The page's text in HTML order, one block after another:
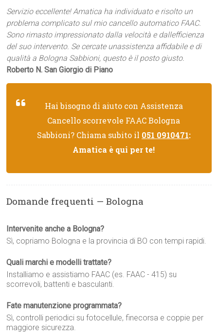
Servizio eccellente! Amatica ha individuato e risolto un
problema complicato sul mio cancello automatico FAAC.
Sono rimasto impressionato dalla velocità e dallefficienza
del suo intervento. Se cercate unassistenza affidabile e di
qualità a Bologna Sabbioni, questo è il posto giusto.
Roberto N. San Giorgio di Piano
Hai bisogno di aiuto con Assistenza
Cancello scorrevole FAAC Bologna
Sabbioni? Chiama subito il 051 0910471:
Amatica è qui per te!
Domande frequenti — Bologna
Intervenite anche a Bologna?
Sì, copriamo Bologna e la provincia di BO con tempi rapidi.
Quali marchi e modelli trattate?
Installiamo e assistiamo FAAC (es. FAAC - 415) su
scorrevoli, battenti e basculanti.
Fate manutenzione programmata?
Sì, controlli periodici su fotocellule, finecorsa e coppie per
maggiore sicurezza.